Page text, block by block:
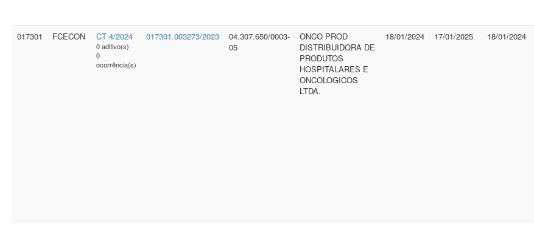
017301 FCECON CT 4/2024
0 aditivo(s)
0
ocorrência(s)
017301.003273/2023
04.307.650/0003-
05
ONCO PROD
DISTRIBUIDORA DE
PRODUTOS
HOSPITALARES E
ONCOLOGICOS
LTDA.
18/01/2024 17/01/2025 18/01/2024